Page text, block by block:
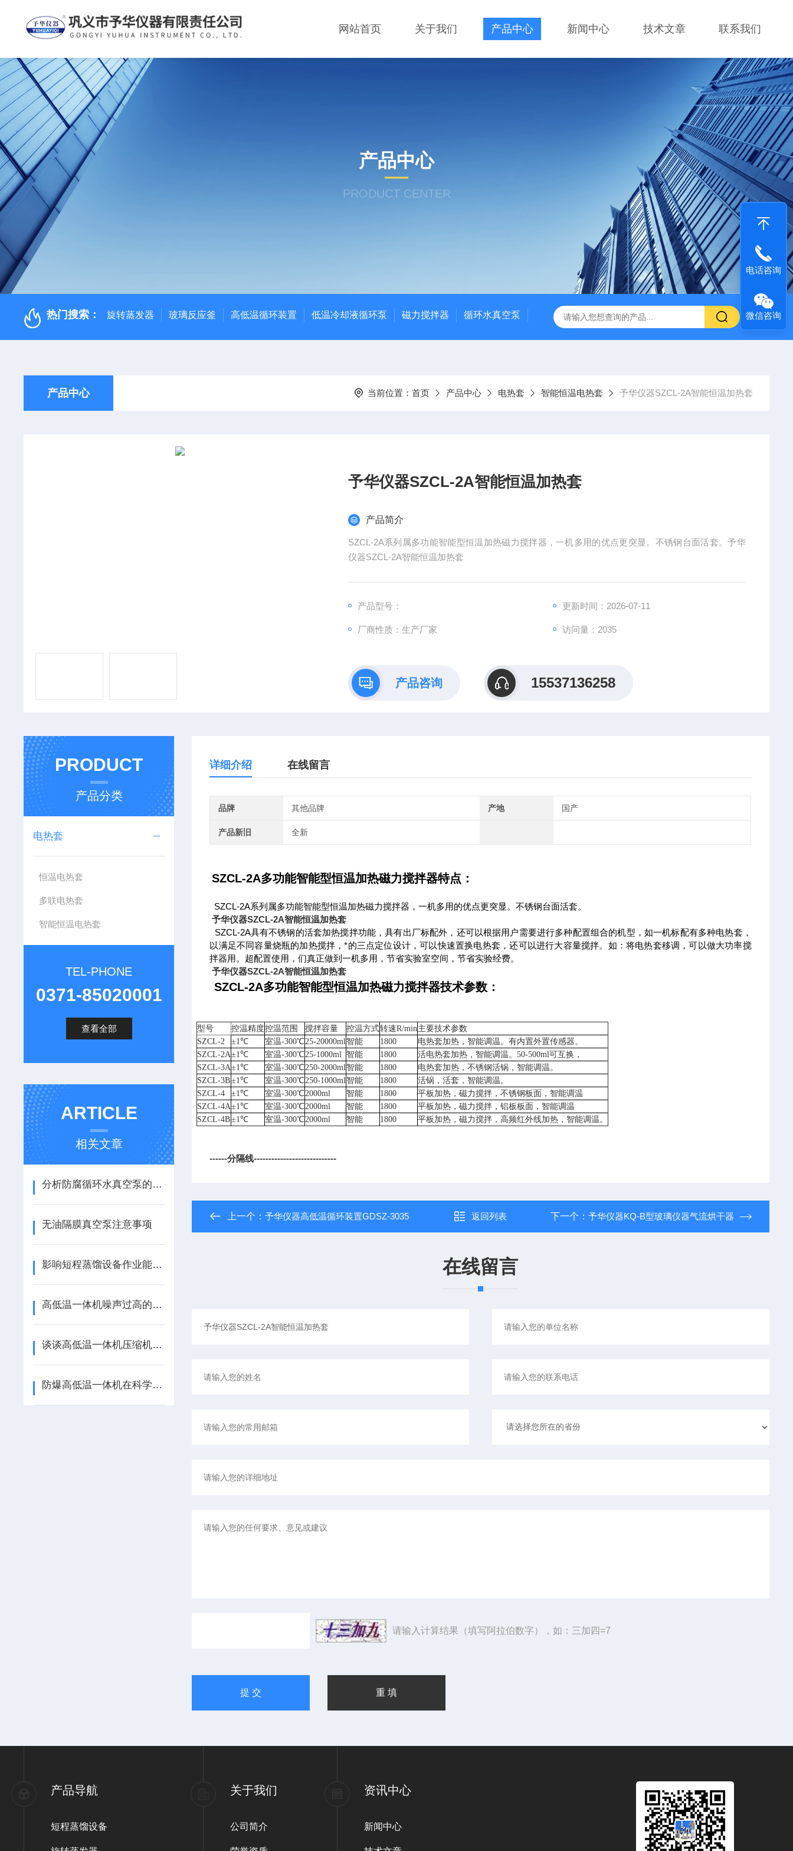
网站首页 关于我们 产品中心 新闻中心 技术文章 联系我们
产品中心
PRODUCT CENTER
热门搜索： 旋转蒸发器 玻璃反应釜 高低温循环装置 低温冷却液循环泵 磁力搅拌器 循环水真空泵
产品中心 当前位置： 首页 产品中心 电热套 智能恒温电热套 予华仪器SZCL-2A智能恒温加热套
予华仪器SZCL-2A智能恒温加热套
产品简介
SZCL-2A系列属多功能智能型恒温加热磁力搅拌器，一机多用的优点更突显。不锈钢台面活套。予华
仪器SZCL-2A智能恒温加热套
产品型号： 更新时间：2026-07-11
厂商性质：生产厂家 访问量：2035
产品咨询 15537136258
PRODUCT
产品分类
电热套
恒温电热套
多联电热套
智能恒温电热套
TEL-PHONE
0371-85020001
查看全部
ARTICLE
相关文章
分析防腐循环水真空泵的特点及使用方法
无油隔膜真空泵注意事项
影响短程蒸馏设备作业能力的因素要哪些?
高低温一体机噪声过高的几个原因
谈谈高低温一体机压缩机过载保护器的种类
防爆高低温一体机在科学研究方面具有重要的作用
详细介绍 在线留言
品牌 其他品牌 产地 国产
产品新旧 全新
SZCL-2A多功能智能型恒温加热磁力搅拌器特点：
SZCL-2A系列属多功能智能型恒温加热磁力搅拌器，一机多用的优点更突显。不锈钢台面活套。
予华仪器SZCL-2A智能恒温加热套
SZCL-2A具有不锈钢的活套加热搅拌功能，具有出厂标配外，还可以根据用户需要进行多种配置组合的机型，如一机标配有多种电热套，
以满足不同容量烧瓶的加热搅拌，*的三点定位设计，可以快速置换电热套，还可以进行大容量搅拌。如：将电热套移调，可以做大功率搅
拌器用。超配置使用，们真正做到一机多用，节省实验室空间，节省实验经费。
予华仪器SZCL-2A智能恒温加热套
SZCL-2A多功能智能型恒温加热磁力搅拌器技术参数：
型号 控温精度控温范围 搅拌容量 控温方式转速R/min主要技术参数
SZCL-2
±1℃ 室温-300℃25-20000ml智能 1800
电热套加热，智能调温。有内置外置传感器。
SZCL-2A±1℃ 室温-300℃25-1000ml 智能 1800
活电热套加热，智能调温。50-500ml可互换，
SZCL-3A±1℃ 室温-300℃250-2000ml智能 1800
电热套加热，不锈钢活锅，智能调温。
SZCL-3B±1℃ 室温-300℃250-1000ml智能 1800
活锅，活套，智能调温。
SZCL-4
±1℃ 室温-300℃2000ml 智能 1800
平板加热，磁力搅拌，不锈钢板面，智能调温
SZCL-4A±1℃ 室温-300℃2000ml 智能 1800
平板加热，磁力搅拌，铝板板面，智能调温
SZCL-4B±1℃ 室温-300℃2000ml 智能 1800 平板加热，磁力搅拌，高频红外线加热，智能调温。
------分隔线----------------------------
上一个：予华仪器高低温循环装置GDSZ-3035 返回列表 下一个： 予华仪器KQ-B型玻璃仪器气流烘干器
在线留言
请输入计算结果（填写阿拉伯数字），如：三加四=7
产品导航
短程蒸馏设备
关于我们
公司简介
资讯中心
新闻中心
电话咨询
微信咨询